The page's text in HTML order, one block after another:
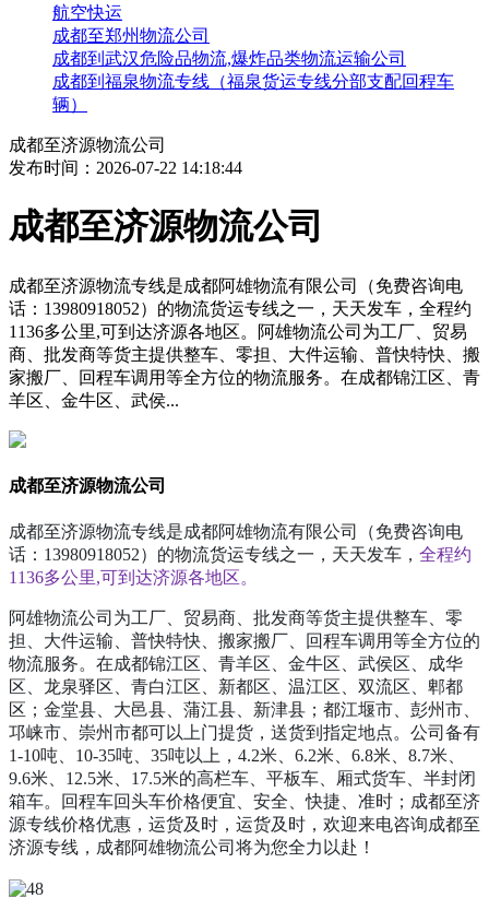
航空快运
成都至郑州物流公司
成都到武汉危险品物流,爆炸品类物流运输公司
成都到福泉物流专线（福泉货运专线分部支配回程车
辆）
成都至济源物流公司
发布时间：2026-07-22 14:18:44
成都至济源物流公司
成都至济源物流专线是成都阿雄物流有限公司（免费咨询电
话：13980918052）的物流货运专线之一，天天发车，全程约
1136多公里,可到达济源各地区。阿雄物流公司为工厂、贸易
商、批发商等货主提供整车、零担、大件运输、普快特快、搬
家搬厂、回程车调用等全方位的物流服务。在成都锦江区、青
羊区、金牛区、武侯...
成都至济源物流公司
成都至济源物流专线是成都阿雄物流有限公司（免费咨询电
话：13980918052）的物流货运专线之一，天天发车， 全程约
1136多公里,可到达济源各地区。
阿雄物流公司为工厂、贸易商、批发商等货主提供整车、零
担、大件运输、普快特快、搬家搬厂、回程车调用等全方位的
物流服务。在成都锦江区、青羊区、金牛区、武侯区、成华
区、龙泉驿区、青白江区、新都区、温江区、双流区、郫都
区；金堂县、大邑县、蒲江县、新津县；都江堰市、彭州市、
邛崃市、崇州市都可以上门提货，送货到指定地点。公司备有
1-10吨、10-35吨、35吨以上，4.2米、6.2米、6.8米、8.7米、
9.6米、12.5米、17.5米的高栏车、平板车、厢式货车、半封闭
箱车。回程车回头车价格便宜、安全、快捷、准时；成都至济
源专线价格优惠，运货及时，运货及时，欢迎来电咨询成都至
济源专线，成都阿雄物流公司将为您全力以赴！